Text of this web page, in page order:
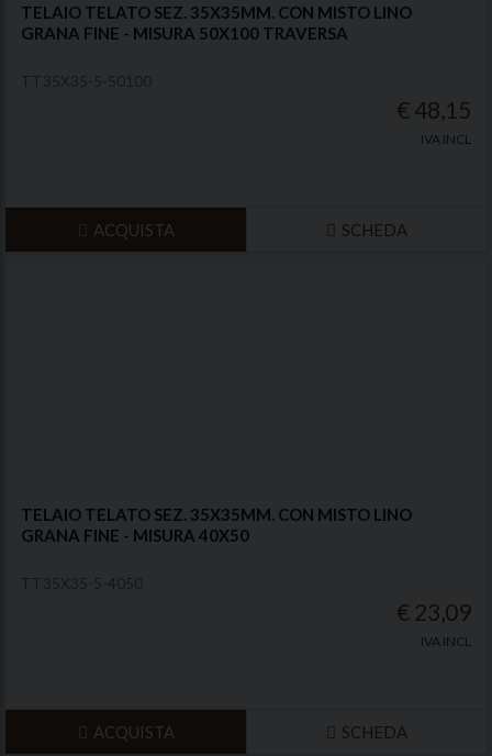
TELAIO TELATO SEZ. 35X35MM. CON MISTO LINO
GRANA FINE - MISURA 50X100 TRAVERSA
€ 48,15
IVA INCL
ACQUISTA SCHEDA
TELAIO TELATO SEZ. 35X35MM. CON MISTO LINO
GRANA FINE - MISURA 40X50
€ 23,09
IVA INCL
ACQUISTA SCHEDA